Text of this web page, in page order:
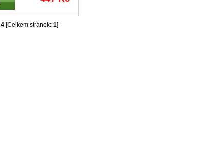
4 [Celkem stránek: 1]